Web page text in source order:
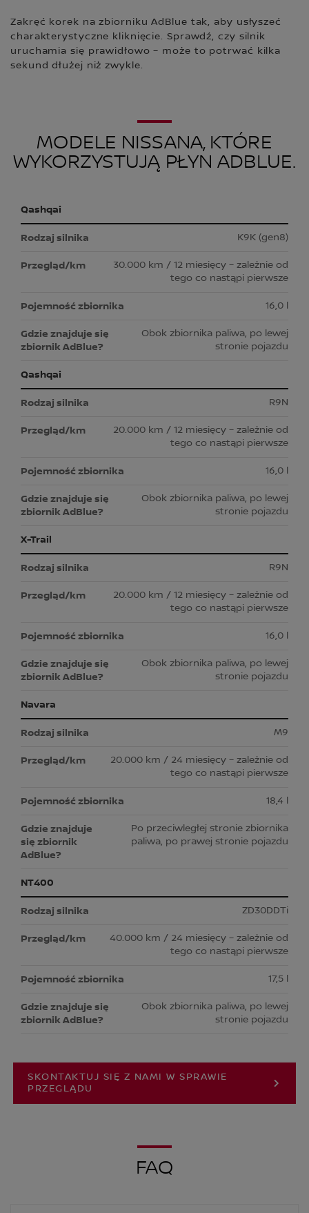
Zakręć korek na zbiorniku AdBlue tak, aby usłyszeć
charakterystyczne kliknięcie. Sprawdź, czy silnik
uruchamia się prawidłowo – może to potrwać kilka
sekund dłużej niż zwykle.
MODELE NISSANA, KTÓRE
WYKORZYSTUJĄ PŁYN ADBLUE.
Qashqai
K9K (gen8)
30.000 km / 12 miesięcy – zależnie od
tego co nastąpi pierwsze
16,0 l
Obok zbiornika paliwa, po lewej
stronie pojazdu
Qashqai
R9N
20.000 km / 12 miesięcy – zależnie od
tego co nastąpi pierwsze
16,0 l
Obok zbiornika paliwa, po lewej
stronie pojazdu
X-Trail
R9N
20.000 km / 12 miesięcy – zależnie od
tego co nastąpi pierwsze
16,0 l
Obok zbiornika paliwa, po lewej
stronie pojazdu
Navara
M9
20.000 km / 24 miesięcy – zależnie od
tego co nastąpi pierwsze
18,4 l
Po przeciwległej stronie zbiornika
paliwa, po prawej stronie pojazdu
NT400
ZD30DDTi
40.000 km / 24 miesięcy – zależnie od
tego co nastąpi pierwsze
17,5 l
Obok zbiornika paliwa, po lewej
stronie pojazdu
SKONTAKTUJ SIĘ Z NAMI W SPRAWIE
PRZEGLĄDU
FAQ